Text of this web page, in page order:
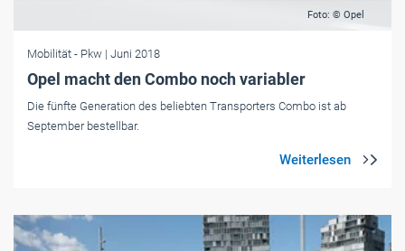
Foto: © Opel
Mobilität - Pkw | Juni 2018
Opel macht den Combo noch variabler
Die fünfte Generation des beliebten Transporters Combo ist ab
September bestellbar.